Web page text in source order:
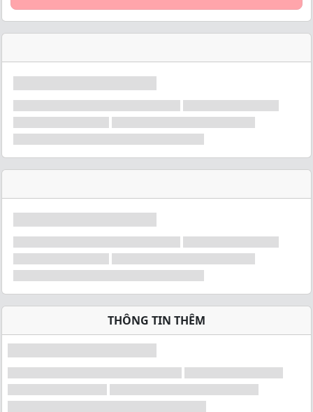
THÔNG TIN THÊM